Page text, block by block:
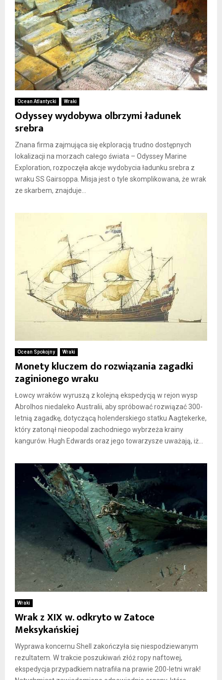
Ocean Atlantycki Wraki
Odyssey wydobywa olbrzymi ładunek
srebra
Znana firma zajmująca się ekploracją trudno dostępnych
lokalizacji na morzach całego świata – Odyssey Marine
Exploration, rozpoczęła akcje wydobycia ładunku srebra z
wraku SS Gairsoppa. Misja jest o tyle skomplikowana, że wrak
ze skarbem, znajduje...
Ocean Spokojny Wraki
Monety kluczem do rozwiązania zagadki
zaginionego wraku
Łowcy wraków wyruszą z kolejną ekspedycją w rejon wysp
Abrolhos niedaleko Australii, aby spróbować rozwiązać 300-
letnią zagadkę, dotyczącą holenderskiego statku Aagtekerke,
który zatonął nieopodal zachodniego wybrzeża krainy
kangurów. Hugh Edwards oraz jego towarzysze uważają, iż...
Wraki
Wrak z XIX w. odkryto w Zatoce
Meksykańskiej
Wyprawa koncernu Shell zakończyła się niespodziewanym
rezultatem. W trakcie poszukiwań złóż ropy naftowej,
ekspedycja przypadkiem natrafiła na prawie 200-letni wrak!